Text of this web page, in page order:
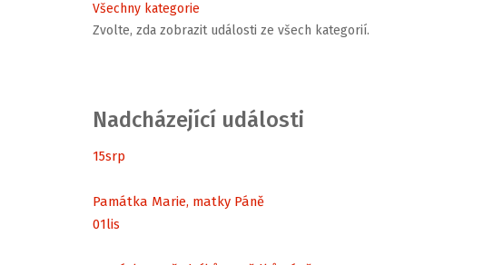
Všechny kategorie
Zvolte, zda zobrazit události ze všech kategorií.
Nadcházející události
15srp
Památka Marie, matky Páně
01lis